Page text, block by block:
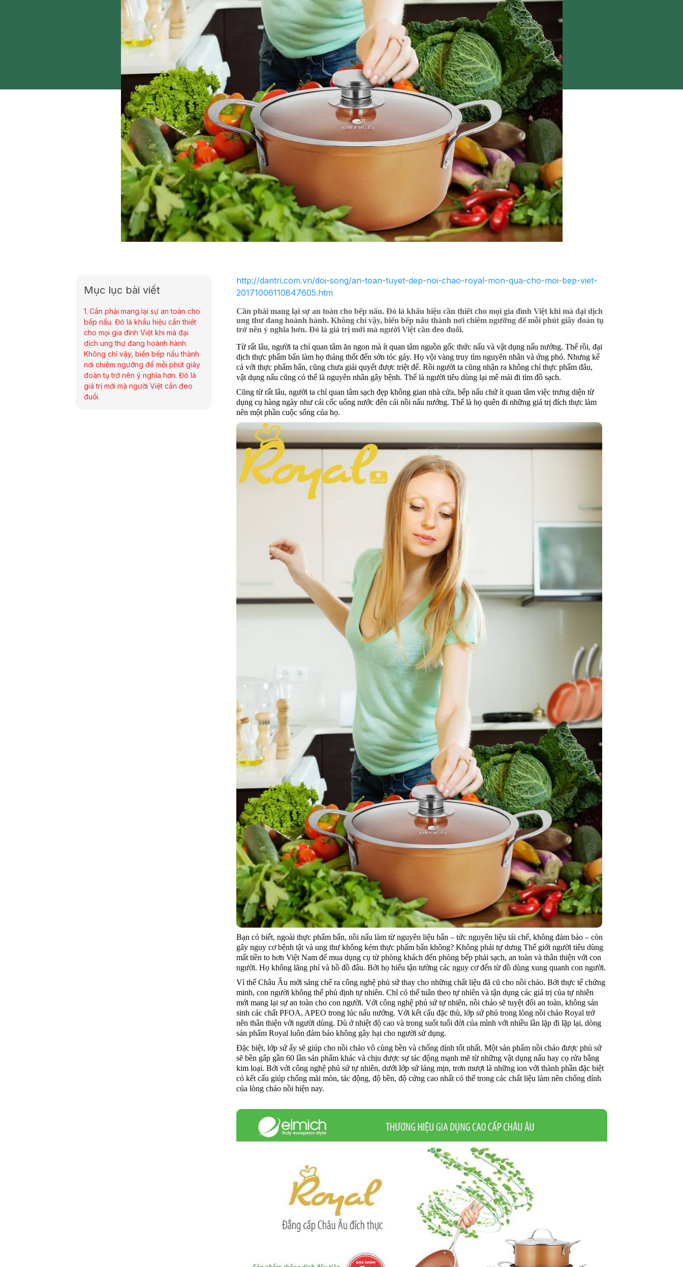
http://dantri.com.vn/doi-song/an-toan-tuyet-dep-noi-chao-royal-mon-qua-cho-moi-bep-viet-
20171006110847605.htm
Cần phải mang lại sự an toàn cho bếp nấu. Đó là khẩu hiệu cần thiết cho mọi gia đình Việt khi mà đại dịch
ung thư đang hoành hành. Không chỉ vậy, biến bếp nấu thành nơi chiêm ngưỡng để mỗi phút giây đoàn tụ
trở nên ý nghĩa hơn. Đó là giá trị mới mà người Việt cần đeo đuổi.
Từ rất lâu, người ta chỉ quan tâm ăn ngon mà ít quan tâm nguồn gốc thức nấu và vật dụng nấu nướng. Thế rồi, đại
dịch thực phẩm bẩn làm họ thảng thốt đến sởn tóc gáy. Họ vội vàng truy tìm nguyên nhân và ứng phó. Nhưng kể
cả với thực phẩm bẩn, cũng chưa giải quyết được triệt để. Rồi người ta cũng nhận ra không chỉ thực phẩm đâu,
vật dụng nấu cũng có thể là nguyên nhân gây bệnh. Thế là người tiêu dùng lại mê mải đi tìm đồ sạch.
Cũng từ rất lâu, người ta chỉ quan tâm sạch đẹp không gian nhà cửa, bếp nấu chứ ít quan tâm việc trưng diện từ
dụng cụ hàng ngày như cái cốc uống nước đến cái nồi nấu nướng. Thế là họ quên đi những giá trị đích thực làm
nên một phần cuộc sống của họ.
Bạn có biết, ngoài thực phẩm bẩn, nồi nấu làm từ nguyên liệu bẩn – tức nguyên liệu tái chế, không đảm bảo – còn
gây nguy cơ bệnh tật và ung thư không kém thực phẩm bẩn không? Không phải tự dưng Thế giới người tiêu dùng
mất tiền to hơn Việt Nam để mua dụng cụ từ phòng khách đến phòng bếp phải sạch, an toàn và thân thiện với con
người. Họ không lãng phí và hồ đồ đâu. Bởi họ hiểu tận tường các nguy cơ đến từ đồ dùng xung quanh con người.
Vì thế Châu Âu mới sáng chế ra công nghệ phủ sứ thay cho những chất liệu đã cũ cho nồi chảo. Bởi thực tế chứng
minh, con người không thể phủ định tự nhiên. Chỉ có thể tuân theo tự nhiên và tận dụng các giá trị của tự nhiên
mới mang lại sự an toàn cho con người. Với công nghệ phủ sứ tự nhiên, nồi chảo sẽ tuyệt đối an toàn, không sản
sinh các chất PFOA, APEO trong lúc nấu nướng. Với kết cấu đặc thù, lớp sứ phủ trong lòng nồi chảo Royal trở
nên thân thiện với người dùng. Dù ở nhiệt độ cao và trong suốt tuổi đời của mình với nhiều lần lặp đi lặp lại, dòng
sản phẩm Royal luôn đảm bảo không gây hại cho người sử dụng.
Đặc biệt, lớp sứ ấy sẽ giúp cho nồi chảo vô cùng bền và chống dính tốt nhất. Một sản phẩm nồi chảo được phủ sứ
sẽ bền gấp gần 60 lần sản phẩm khác và chịu được sự tác động mạnh mẽ từ những vật dụng nấu hay cọ rửa bằng
kim loại. Bởi với công nghệ phủ sứ tự nhiên, dưới lớp sứ láng mịn, trơn mượt là những ion với thành phần đặc biệt
có kết cấu giúp chống mài mòn, tác động, độ bền, độ cứng cao nhất có thể trong các chất liệu làm nên chống dính
của lòng chảo nồi hiện nay.
Mục lục bài viết
Cần phải mang lại sự an toàn cho
bếp nấu. Đó là khẩu hiệu cần thiết
cho mọi gia đình Việt khi mà đại
dịch ung thư đang hoành hành.
Không chỉ vậy, biến bếp nấu thành
nơi chiêm ngưỡng để mỗi phút giây
đoàn tụ trở nên ý nghĩa hơn. Đó là
giá trị mới mà người Việt cần đeo
đuổi.